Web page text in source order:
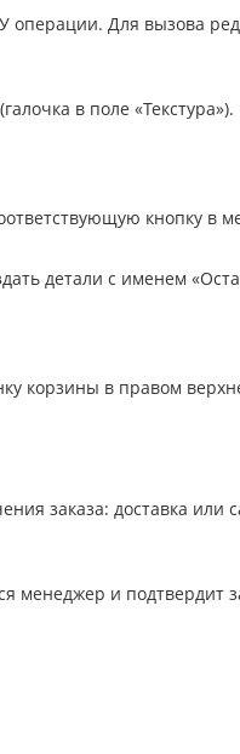
Для вызова
в поле
кнопку в
детали с именем
корзины в правом
заказа: доставка
менеджер и подтвердит